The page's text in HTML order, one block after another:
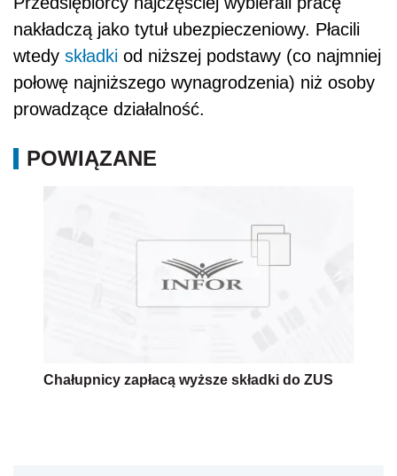
nakładczą jako tytuł ubezpieczeniowy. Płacili
wtedy składki od niższej podstawy (co najmniej
połowę najniższego wynagrodzenia) niż osoby
prowadzące działalność.
POWIĄZANE
Chałupnicy zapłacą wyższe składki do ZUS